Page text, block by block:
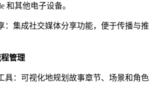
和其他电子设备。
：集成社交媒体分享功能，便于传播与推
管理
具：可视化地规划故事章节、场景和角色